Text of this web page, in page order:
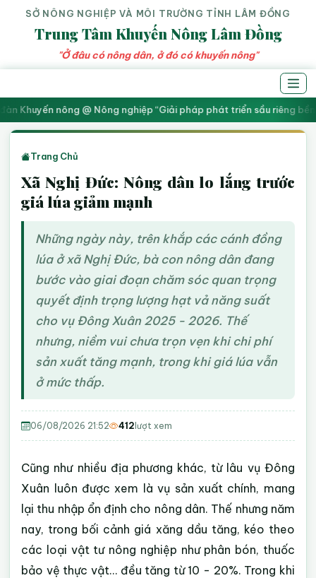
SỞ NÔNG NGHIỆP VÀ MÔI TRƯỜNG TỈNH LÂM ĐỒNG
Trung Tâm Khuyến Nông Lâm Đồng
"Ở đâu có nông dân, ở đó có khuyến nông"
Khuyến nông @ Nông nghiệp “Giải pháp phát triển sầu riêng
Trang Chủ
Xã Nghị Đức: Nông dân lo lắng trước
giá lúa giảm mạnh
Những ngày này, trên khắp các cánh đồng
lúa ở xã Nghị Đức, bà con nông dân đang
bước vào giai đoạn chăm sóc quan trọng
quyết định trọng lượng hạt vả năng suất
cho vụ Đông Xuân 2025 - 2026. Thế
nhưng, niềm vui chưa trọn vẹn khi chi phí
sản xuất tăng mạnh, trong khi giá lúa vẫn
ở mức thấp.
06/08/2026 21:52 412 lượt xem
Cũng như nhiều địa phương khác, từ lâu vụ Đông
Xuân luôn được xem là vụ sản xuất chính, mang
lại thu nhập ổn định cho nông dân. Thế nhưng năm
nay, trong bối cảnh giá xăng dầu tăng, kéo theo
các loại vật tư nông nghiệp như phân bón, thuốc
bảo vệ thực vật… đều tăng từ 10 - 20%. Trong khi